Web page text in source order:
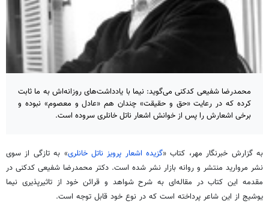
محمدرضا شفیعی کدکنی می‌گوید: نیما با یادداشت‌های روزانه‌اش به ما ثابت
کرده که در رعایت «حق و حقیقت» چندان هم «عادل و معصوم» نبوده و
برخی اشعارش را پس از خوانش اشعار ناتل خانلری سروده است.
به گزارش خبرنگار مهر، کتاب «گزیده اشعار پرویز ناتل خانلری» به تازگی از سوی
نشر مروارید منتشر و روانه بازار نشر شده است. دکتر محمدرضا شفیعی کدکنی در
مقدمه این کتاب در مقاله‌ای به شرح شواهد و قرائن خود از تاثیرپذیری نیما
یوشیج از این شاعر پرداخته است که در نوع خود قابل توجه است.